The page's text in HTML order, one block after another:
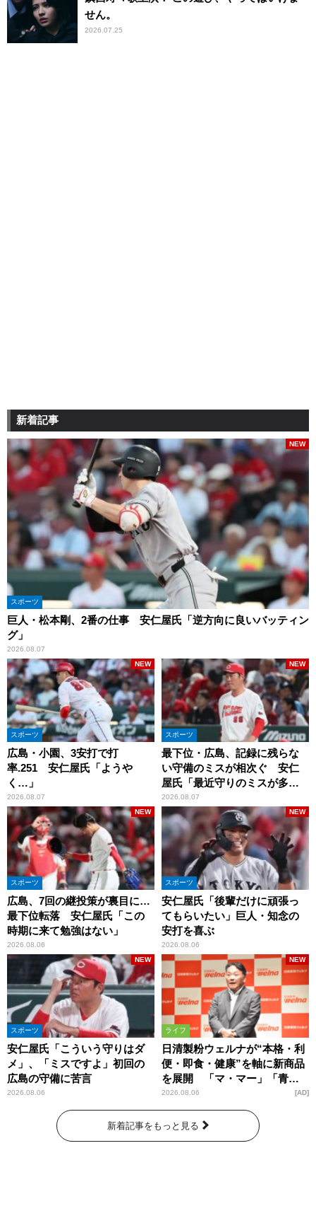
せん。
2026.07.25
新着記事
スポーツ
巨人・松本剛、2番の仕事 安仁屋氏「逆方向に良いバッティン
グ」
2026.08.07
NEW
スポーツ
広島・小園、3安打で打
率.251 安仁屋氏「ようや
く…」
2026.08.07
NEW
スポーツ
最下位・広島、記録に残らな
い守備のミスが相次ぐ 安仁
屋氏「最近守りのミスが多
い」
2026.08.07
NEW
スポーツ
広島、7回の継投策が裏目に…
最下位転落 安仁屋氏「この
時期に来て勉強はない」
2026.08.06
NEW
スポーツ
安仁屋氏「後輩だけに頑張っ
てもらいたい」巨人・知念の
安打を喜ぶ
2026.08.06
NEW
スポーツ
安仁屋氏「こういう守りはダ
メ」、「ミスですよ」初回の
広島の守備に苦言
2026.08.06
NEW
ライフ
日清製粉ウェルナが“本格・利
便・即食・健康”を軸に新商品
を展開 「マ・マー」「青の
洞窟」ブランドを強化
2026.08.06
NEW
AD
新着記事をもっと見る